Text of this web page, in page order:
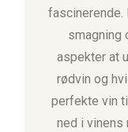
fascinerende.
smagning
aspekter at
rødvin og
perfekte vin
ned i vinens